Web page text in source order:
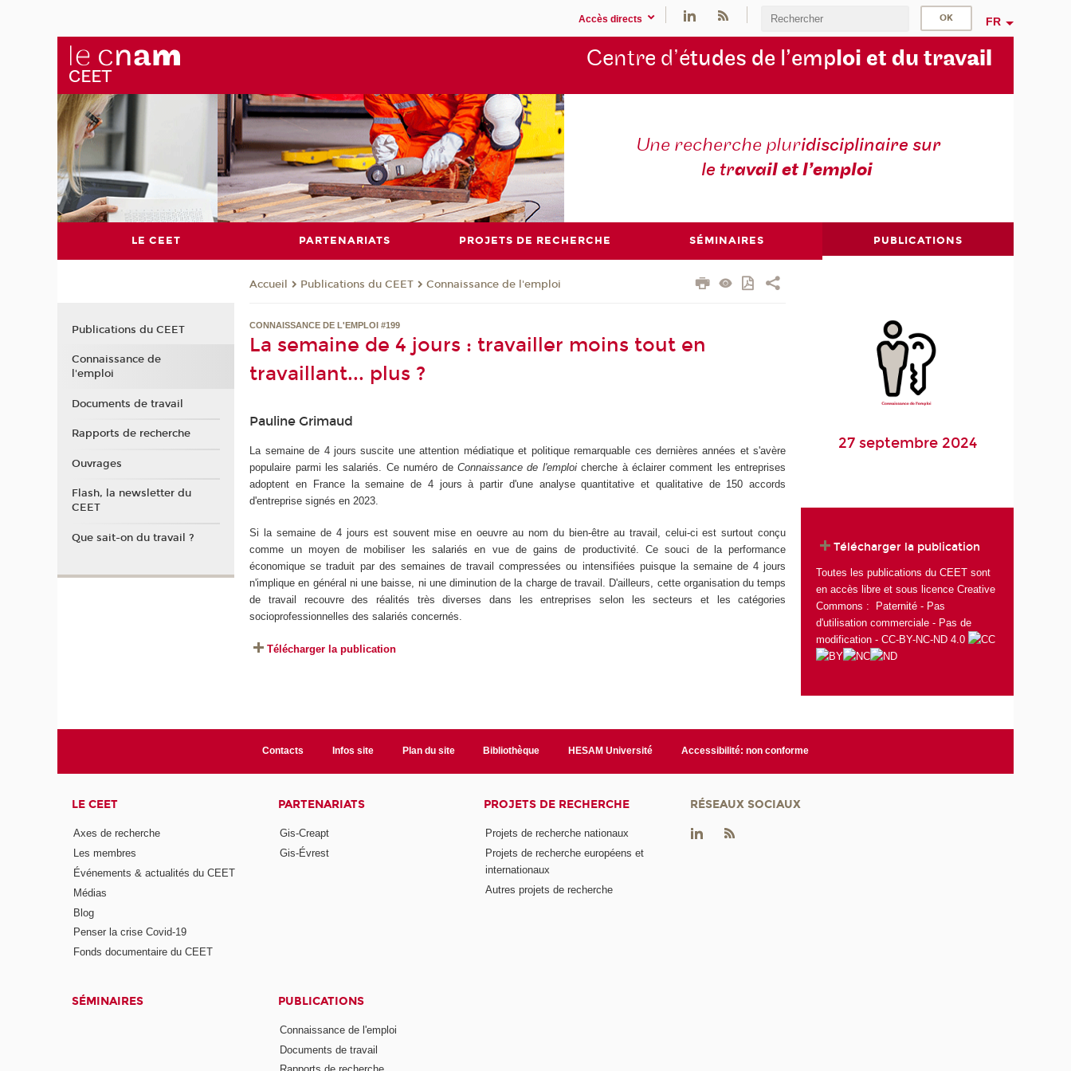
Accès directs FR
Centre d’études de l’emploi et du travail
Une recherche pluridisciplinaire sur
le travail et l’emploi
LE CEET PARTENARIATS PROJETS DE RECHERCHE SÉMINAIRES PUBLICATIONS
Accueil Publications du CEET Connaissance de l'emploi
CONNAISSANCE DE L'EMPLOI #199
La semaine de 4 jours : travailler moins tout en
travaillant... plus ?
Pauline Grimaud
La semaine de 4 jours suscite une attention médiatique et politique remarquable ces dernières années et s'avère
populaire parmi les salariés. Ce numéro deConnaissance de l'emploicherche à éclairer comment les entreprises
adoptent en France la semaine de 4 jours à partir d'une analyse quantitative et qualitative de 150 accords
d'entreprise signés en 2023.
Si la semaine de 4 jours est souvent mise en oeuvre au nom du bien-être au travail, celui-ci est surtout conçu
comme un moyen de mobiliser les salariés en vue de gains de productivité. Ce souci de la performance
économique se traduit par des semaines de travail compressées ou intensifiées puisque la semaine de 4 jours
n'implique en général ni une baisse, ni une diminution de la charge de travail. D'ailleurs, cette organisation du temps
de travail recouvre des réalités très diverses dans les entreprises selon les secteurs et les catégories
socioprofessionnelles des salariés concernés.
Télécharger la publication
27 septembre 2024
Télécharger la publication
Toutes les publications du CEET sont
en accès libre et sous licence Creative
Commons : Paternité - Pas
d'utilisation commerciale - Pas de
modification - CC-BY-NC-ND 4.0
Publications du CEET
Connaissance de
l'emploi
Documents de travail
Rapports de recherche
Ouvrages
Flash, la newsletter du
CEET
Que sait-on du travail ?
Contacts Infos site Plan du site Bibliothèque HESAM Université Accessibilité: non conforme
LE CEET
Axes de recherche
Les membres
Événements & actualités du CEET
Médias
Blog
Penser la crise Covid-19
Fonds documentaire du CEET
PARTENARIATS
Gis-Creapt
Gis-Évrest
PROJETS DE RECHERCHE
Projets de recherche nationaux
Projets de recherche européens et
internationaux
Autres projets de recherche
SÉMINAIRES PUBLICATIONS
Connaissance de l'emploi
Documents de travail
RÉSEAUX SOCIAUX